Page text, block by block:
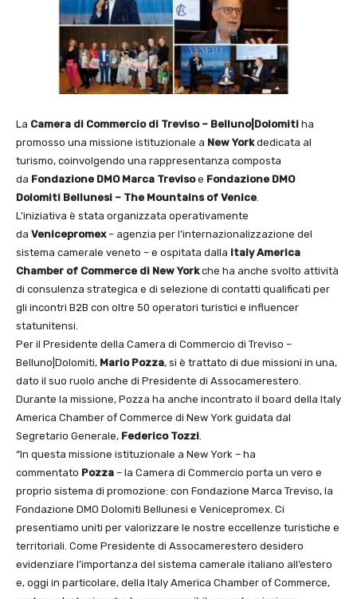
La Camera di Commercio di Treviso – Belluno|Dolomiti ha
promosso una missione istituzionale a New Yorkdedicata al
turismo, coinvolgendo una rappresentanza composta
da Fondazione DMO Marca Trevisoe Fondazione DMO
Dolomiti Bellunesi – The Mountains of Venice.
L’iniziativa è stata organizzata operativamente
da Venicepromex – agenzia per l’internazionalizzazione del
sistema camerale veneto – e ospitata dalla Italy America
Chamber of Commerce di New Yorkche ha anche svolto attività
di consulenza strategica e di selezione di contatti qualificati per
gli incontri B2B con oltre 50 operatori turistici e influencer
statunitensi.
Per il Presidente della Camera di Commercio di Treviso –
Belluno|Dolomiti, Mario Pozza, si è trattato di due missioni in una,
dato il suo ruolo anche di Presidente di Assocamerestero.
Durante la missione, Pozza ha anche incontrato il board della Italy
America Chamber of Commerce di New York guidata dal
Segretario Generale, Federico Tozzi.
“In questa missione istituzionale a New York – ha
commentato Pozza – la Camera di Commercio porta un vero e
proprio sistema di promozione: con Fondazione Marca Treviso, la
Fondazione DMO Dolomiti Bellunesi e Venicepromex. Ci
presentiamo uniti per valorizzare le nostre eccellenze turistiche e
territoriali. Come Presidente di Assocamerestero desidero
evidenziare l’importanza del sistema camerale italiano all’estero
e, oggi in particolare, della Italy America Chamber of Commerce,